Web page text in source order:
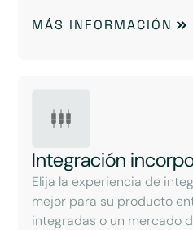
MÁS INFORMACIÓN
Integración
Elija la experiencia de
mejor para su producto
integradas o un mercado